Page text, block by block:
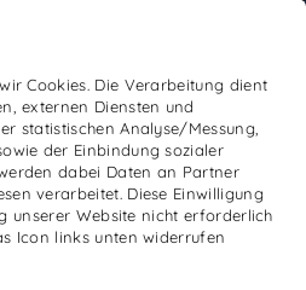
Cookies. Die Verarbeitung dient
externen Diensten und
statistischen Analyse/Messung,
der Einbindung sozialer
dabei Daten an Partner
verarbeitet. Diese Einwilligung
unserer Website nicht erforderlich
Icon links unten widerrufen